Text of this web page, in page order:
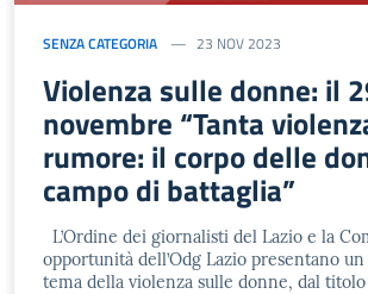
SENZA CATEGORIA 23 NOV 2023
Violenza sulle donne: il
novembre “Tanta
rumore: il corpo delle
campo di battaglia”
L’Ordine dei giornalisti del Lazio e la
opportunità dell’Odg Lazio presentano
tema della violenza sulle donne, dal